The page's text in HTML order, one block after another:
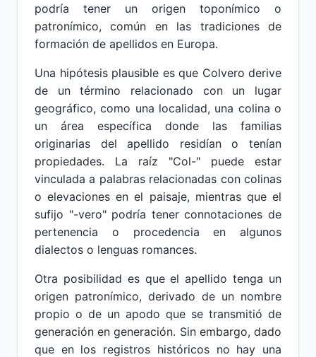
podría tener un origen toponímico o
patronímico, común en las tradiciones de
formación de apellidos en Europa.
Una hipótesis plausible es que Colvero derive
de un término relacionado con un lugar
geográfico, como una localidad, una colina o
un área específica donde las familias
originarias del apellido residían o tenían
propiedades. La raíz "Col-" puede estar
vinculada a palabras relacionadas con colinas
o elevaciones en el paisaje, mientras que el
sufijo "-vero" podría tener connotaciones de
pertenencia o procedencia en algunos
dialectos o lenguas romances.
Otra posibilidad es que el apellido tenga un
origen patronímico, derivado de un nombre
propio o de un apodo que se transmitió de
generación en generación. Sin embargo, dado
que en los registros históricos no hay una